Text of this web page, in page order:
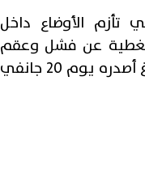
تأزم الأوضاع داخل
عن فشل وعقم
سياساتها في كافة أسلاك القطاع ومؤسساته وفق نص بلاغ أصدره يوم 20 جانفي